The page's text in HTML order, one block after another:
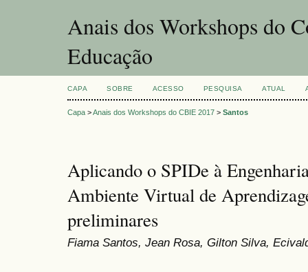
Anais dos Workshops do
Educação
CAPA SOBRE ACESSO PESQUISA ATUAL
Capa >Anais dos Workshops do CBIE 2017 > Santos
Aplicando o SPIDe à
Ambiente Virtual de
preliminares
Fiama Santos, Jean Rosa, Gilton Silva,